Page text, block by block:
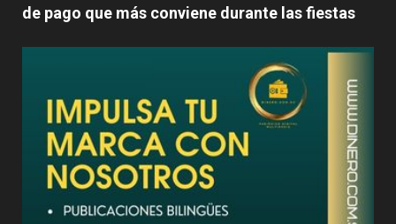
de pago que más conviene durante las fiestas